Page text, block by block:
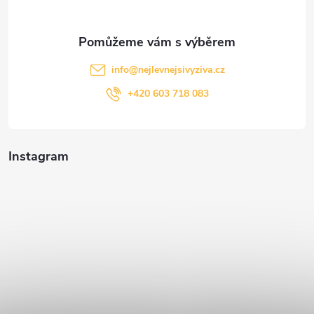
Instagram
info@nejlevnejsivyziva.cz
+420 603 718 083